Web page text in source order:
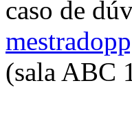
caso de
(sala ABC